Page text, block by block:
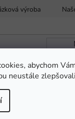
abychom
neustále
výroba